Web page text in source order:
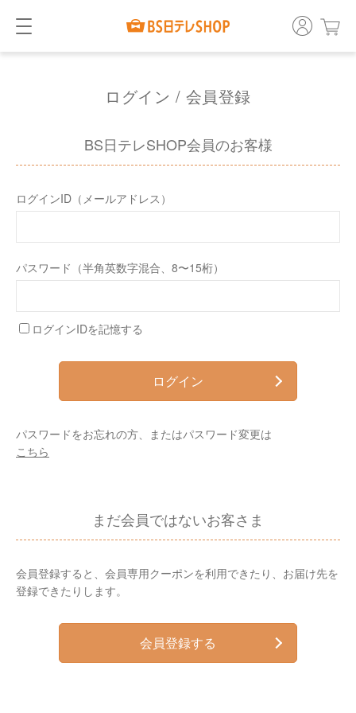
ログイン / 会員登録
BS日テレSHOP会員のお客様
ログインID（メールアドレス）
パスワード（半角英数字混合、8〜15桁）
ログインIDを記憶する
ログイン
パスワードをお忘れの方、またはパスワード変更は
こちら
まだ会員ではないお客さま
会員登録すると、会員専用クーポンを利用できたり、お届け先を
登録できたりします。
会員登録する